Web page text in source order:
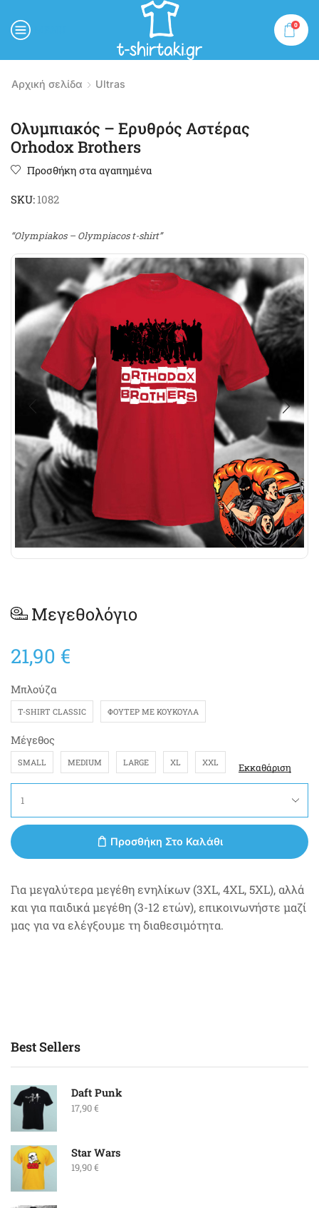
0
Αρχική σελίδα Ultras
Ολυμπιακός – Ερυθρός Αστέρας
Orhodox Brothers
Προσθήκη στα αγαπημένα
SKU: 1082
“Olympiakos – Olympiacos t-shirt”
Μεγεθολόγιο
21,90 €
Μπλούζα
T-SHIRT CLASSIC ΦΟΎΤΕΡ ΜΕ ΚΟΥΚΟΎΛΑ
Μέγεθος
SMALL MEDIUM LARGE XL XXL Εκκαθάριση
Προσθήκη Στο Καλάθι
Για μεγαλύτερα μεγέθη ενηλίκων (3XL, 4XL, 5XL), αλλά
και για παιδικά μεγέθη (3-12 ετών), επικοινωνήστε μαζί
μας για να ελέγξουμε τη διαθεσιμότητα.
Best Sellers
Daft Punk
17,90€
Star Wars
19,90€